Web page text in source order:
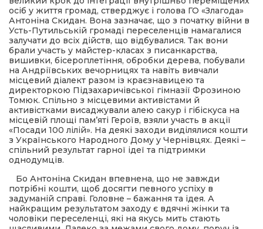
осіб у життя громад, стверджує і голова ГО «Злагода»
Антоніна Скидан. Вона зазначає, що з початку війни в
Усть-Путильській громаді переселенців намагалися
залучати до всіх дійств, що відбувалися. Так вони
брали участь у майстер-класах з писанкарства,
вишивки, бісероплетіння, обробки дерева, побували
на Андріївських вечорницях та навіть вивчали
місцевий діалект разом із краєзнавицею та
директоркою Підзахаричівської гімназії Фрозиною
Томюк. Спільно з місцевими активістами й
активістками висаджували алею сакур і гібіскуса на
місцевій площі пам’яті Героїв, взяли участь в акції
«Посади 100 лілій». На деякі заходи виділялися кошти
з Українського Народного Дому у Чернівцях. Деякі –
спільний результат гарної ідеї та підтримки
однодумців.
Бо Антоніна Скидан впевнена, що не завжди
потрібні кошти, щоб досягти певного успіху в
задуманій справі. Головне – бажання та ідея. А
найкращим результатом заходу є вдячні жінки та
чоловіки переселенці, які на якусь мить стають